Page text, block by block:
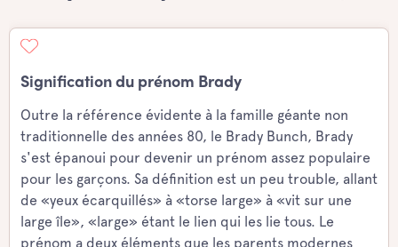
Signification du prénom Brady
Outre la référence évidente à la famille géante non
traditionnelle des années 80, le Brady Bunch, Brady
s'est épanoui pour devenir un prénom assez populaire
pour les garçons. Sa définition est un peu trouble, allant
de «yeux écarquillés» à «torse large» à «vit sur une
large île», «large» étant le lien qui les lie tous. Le
prénom a deux éléments que les parents modernes